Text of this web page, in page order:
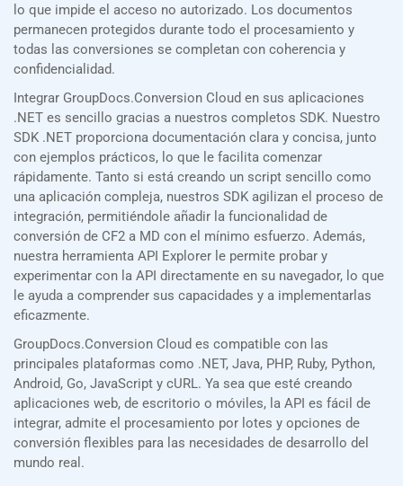
lo que impide el acceso no autorizado. Los documentos
permanecen protegidos durante todo el procesamiento y
todas las conversiones se completan con coherencia y
confidencialidad.
Integrar GroupDocs.Conversion Cloud en sus aplicaciones
.NET es sencillo gracias a nuestros completos SDK. Nuestro
SDK .NET proporciona documentación clara y concisa, junto
con ejemplos prácticos, lo que le facilita comenzar
rápidamente. Tanto si está creando un script sencillo como
una aplicación compleja, nuestros SDK agilizan el proceso de
integración, permitiéndole añadir la funcionalidad de
conversión de CF2 a MD con el mínimo esfuerzo. Además,
nuestra herramienta API Explorer le permite probar y
experimentar con la API directamente en su navegador, lo que
le ayuda a comprender sus capacidades y a implementarlas
eficazmente.
GroupDocs.Conversion Cloud es compatible con las
principales plataformas como .NET, Java, PHP, Ruby, Python,
Android, Go, JavaScript y cURL. Ya sea que esté creando
aplicaciones web, de escritorio o móviles, la API es fácil de
integrar, admite el procesamiento por lotes y opciones de
conversión flexibles para las necesidades de desarrollo del
mundo real.